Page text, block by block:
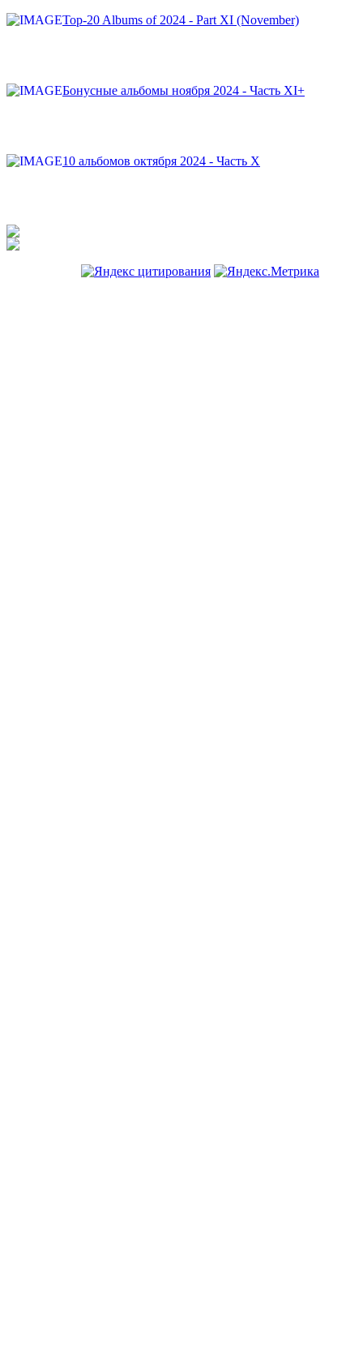
Top-20 Albums of 2024 - Part XI (November)
Бонусные альбомы ноября 2024 - Часть XI+
10 альбомов октября 2024 - Часть X